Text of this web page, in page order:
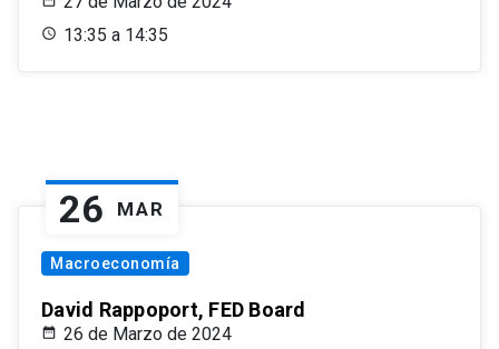
13:35 a 14:35
26 MAR
Macroeconomía
David Rappoport, FED Board
26 de Marzo de 2024